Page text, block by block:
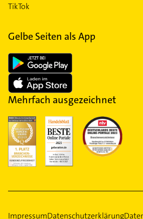
TikTok
Gelbe Seiten als App
Mehrfach ausgezeichnet
ImpressumDatenschutzerklärung